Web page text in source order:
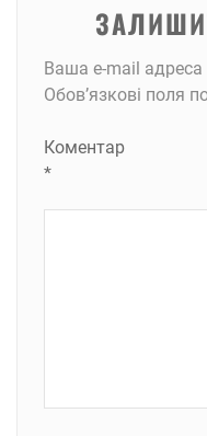
Ваша e-mail
Обов’язкові поля
Коментар
*